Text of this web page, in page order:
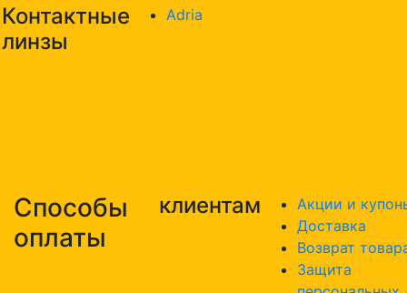
Контактные
линзы
Adria
Способы
оплаты
клиентам
Акции и
Доставка
Возврат
Защита